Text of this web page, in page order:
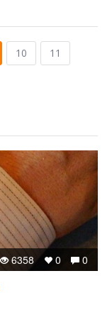
10
11
0
0
6358